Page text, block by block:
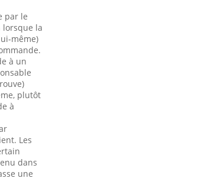
par le
lorsque la
même)
à un
plutôt
à
Les
dans
une